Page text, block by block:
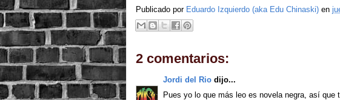
Publicado por Eduardo Izquierdo (aka Edu Chinaski) en
2 comentarios:
Jordi del Rio dijo...
Pues yo lo que más leo es novela negra, así que